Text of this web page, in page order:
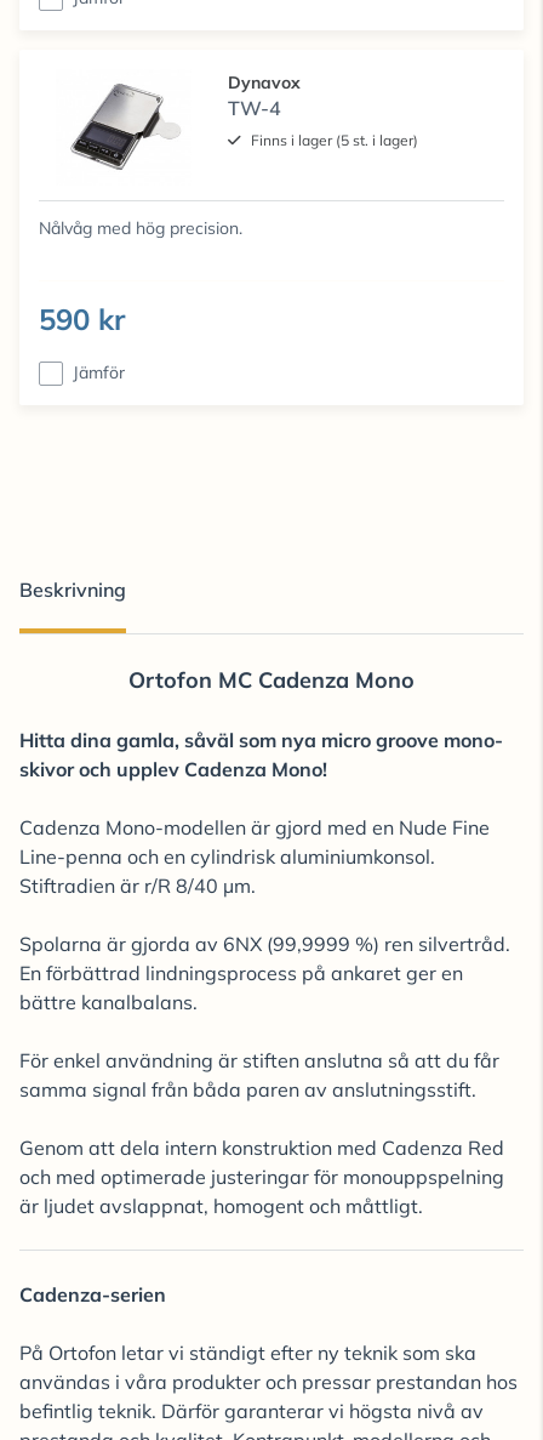
Dynavox
TW-4
Finns i lager (5 st. i lager)
Nålvåg med hög precision.
590 kr
Jämför
Beskrivning
Ortofon MC Cadenza Mono
Hitta dina gamla, såväl som nya micro groove mono-
skivor och upplev Cadenza Mono!
Cadenza Mono-modellen är gjord med en Nude Fine
Line-penna och en cylindrisk aluminiumkonsol.
Stiftradien är r/R 8/40 µm.
Spolarna är gjorda av 6NX (99,9999 %) ren silvertråd.
En förbättrad lindningsprocess på ankaret ger en
bättre kanalbalans.
För enkel användning är stiften anslutna så att du får
samma signal från båda paren av anslutningsstift.
Genom att dela intern konstruktion med Cadenza Red
och med optimerade justeringar för monouppspelning
är ljudet avslappnat, homogent och måttligt.
Cadenza-serien
På Ortofon letar vi ständigt efter ny teknik som ska
användas i våra produkter och pressar prestandan hos
befintlig teknik. Därför garanterar vi högsta nivå av